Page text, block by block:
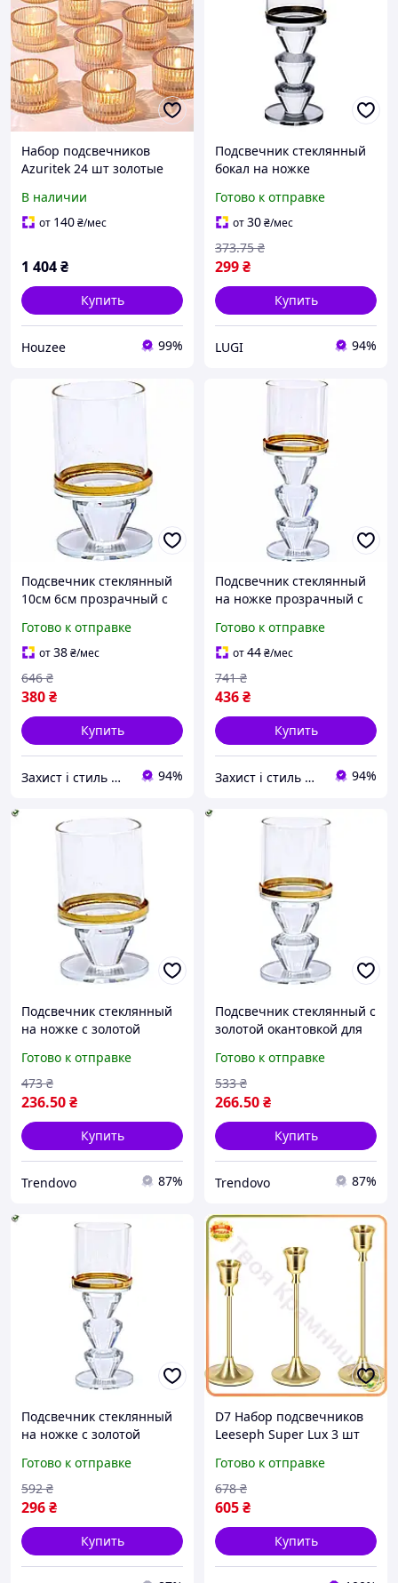
Набор подсвечников
Azuritek 24 шт золотые
свечей свадебное
украшение стола
В наличии
от 140₴/мес
1 404₴
Купить
Houzee 99%
Подсвечник стеклянный
бокал на ножке
окантовкой
декоративный красивый
подсвечник на стол
Прозрачный
Готово к отправке
от30₴/мес
299₴
373.75 ₴
Купить
LUGI 94%
Подсвечник стеклянный
10см 6см прозрачный с
декора праздничного
стола
Готово к отправке
от38₴/мес
380₴
646 ₴
Купить
Захист і стиль — в одному магазині 94%
Подсвечник стеклянный
на ножке прозрачный с
16.5см для декора
праздничного стола
Готово к отправке
от44₴/мес
436₴
741 ₴
Купить
Захист і стиль — в одному магазині 94%
Подсвечник стеклянный
на ножке с золотой
интерьера и
праздничного стола 10 см
Готово к отправке
236.50₴
473 ₴
Купить
Trendovo 87%
Подсвечник стеклянный с
золотой окантовкой для
праздничного стола 13.3
см
Готово к отправке
266.50₴
533 ₴
Купить
Trendovo 87%
Подсвечник стеклянный
на ножке с золотой
интерьера и
праздничного стола 16.5
см
Готово к отправке
296₴
592 ₴
Купить
D7 Набор подсвечников
Leeseph Super Lux 3 шт
праздничный
праздничные подсвечн
MOD58L
Готово к отправке
605₴
678 ₴
Купить